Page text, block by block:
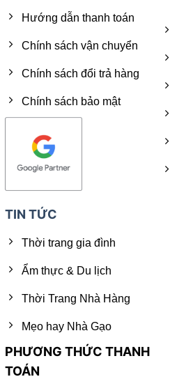
Hướng dẫn thanh toán
Chính sách vận chuyển
Chính sách đổi trả hàng
Chính sách bảo mật
TIN TỨC
Thời trang gia đình
Ẩm thực & Du lịch
Thời Trang Nhà Hàng
Mẹo hay Nhà Gạo
PHƯƠNG THỨC THANH
TOÁN